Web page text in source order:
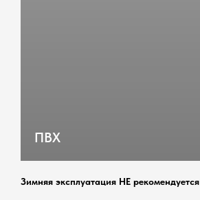
ПВХ
Зимняя эксплуатация НЕ рекомендуется